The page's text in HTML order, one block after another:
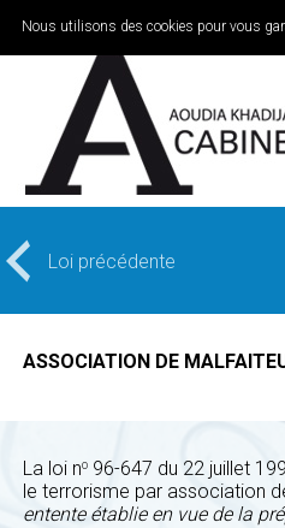
Loi précédente
ASSOCIATION DE
La loi no 96-647 du 22 juillet
le terrorisme par association
entente établie en vue de la
Nous utilisons des cookies pour vous